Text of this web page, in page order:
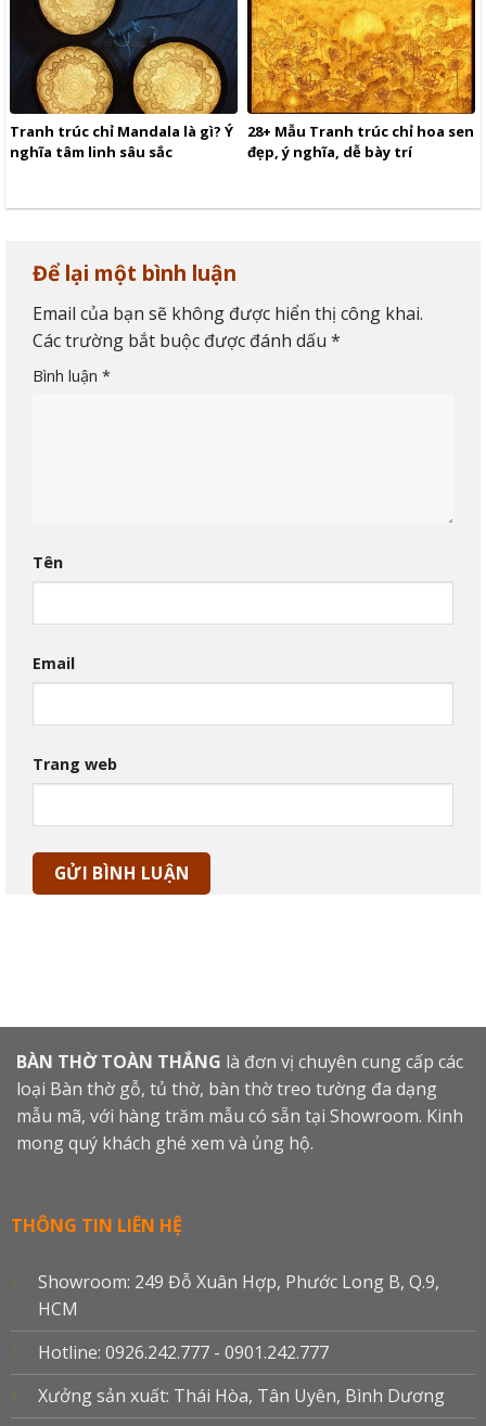
Tranh trúc chỉ Mandala là gì? Ý
nghĩa tâm linh sâu sắc
28+ Mẫu Tranh trúc chỉ hoa sen
đẹp, ý nghĩa, dễ bày trí
Để lại một bình luận
Email của bạn sẽ không được hiển thị công khai.
Các trường bắt buộc được đánh dấu *
Bình luận *
Tên
Email
Trang web
BÀN THỜ TOÀN THẮNG là đơn vị chuyên cung cấp các
loại Bàn thờ gỗ, tủ thờ, bàn thờ treo tường đa dạng
mẫu mã, với hàng trăm mẫu có sẵn tại Showroom. Kinh
mong quý khách ghé xem và ủng hộ.
THÔNG TIN LIÊN HỆ
Showroom: 249 Đỗ Xuân Hợp, Phước Long B, Q.9,
HCM
Hotline: 0926.242.777 - 0901.242.777
Xưởng sản xuất: Thái Hòa, Tân Uyên, Bình Dương